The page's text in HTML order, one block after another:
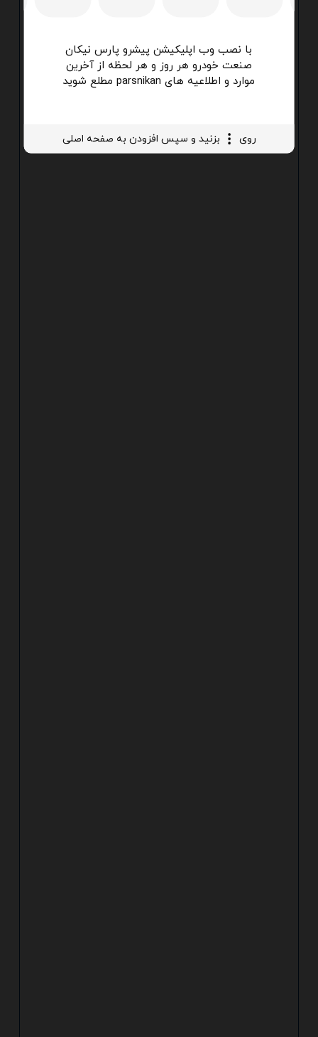
با نصب وب اپلیکیشن پیشرو پارس نیکان
صنعت خودرو هر روز و هر لحظه از آخرین
موارد و اطلاعیه های parsnikan مطلع شوید
روی بزنید و سپس افزودن به صفحه اصلی